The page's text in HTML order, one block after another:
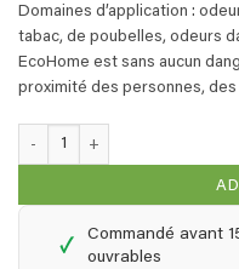
Domaines d’application :
tabac, de poubelles, odeurs
EcoHome est sans aucun
proximité des personnes,
✓
Commandé avant
ouvrables